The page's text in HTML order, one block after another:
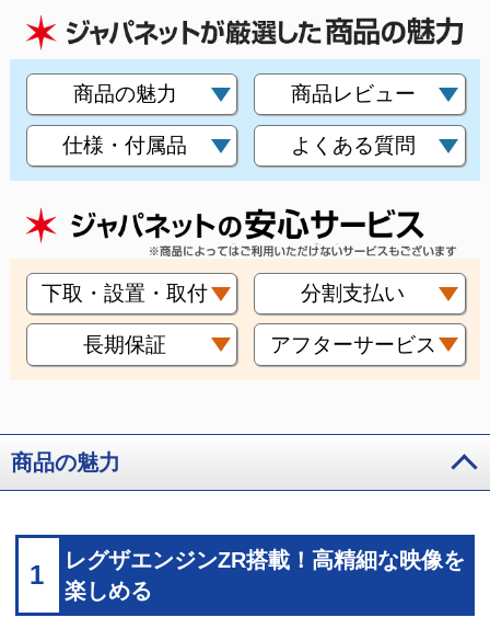
商品の魅力 商品レビュー
仕様・付属品 よくある質問
下取・設置・取付 分割支払い
長期保証 アフターサービス
商品の魅力
1
レグザエンジンZR搭載！高精細な映像を
楽しめる